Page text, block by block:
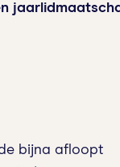
bijna afloopt